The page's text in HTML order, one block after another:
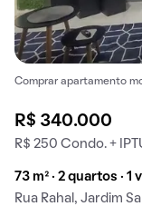
Comprar apartamento
R$ 340.000
R$ 250 Condo. +
73 m² · 2 quartos · 1
Rua Rahal, Jardim